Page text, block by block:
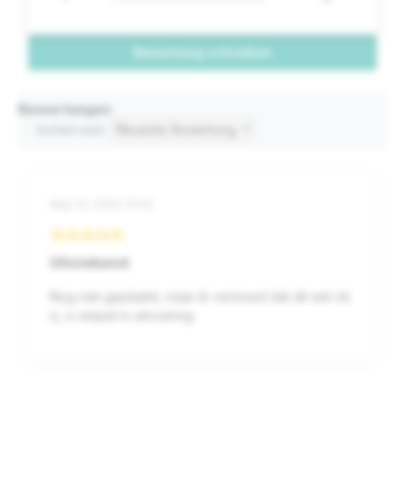
Bewertung schreiben
Bewertungen
Uitstekend